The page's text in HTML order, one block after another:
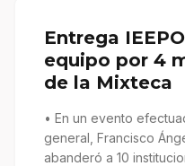
Entrega
equipo por 4
de la Mixteca
• En un evento
general, Francisco
abanderó a 10